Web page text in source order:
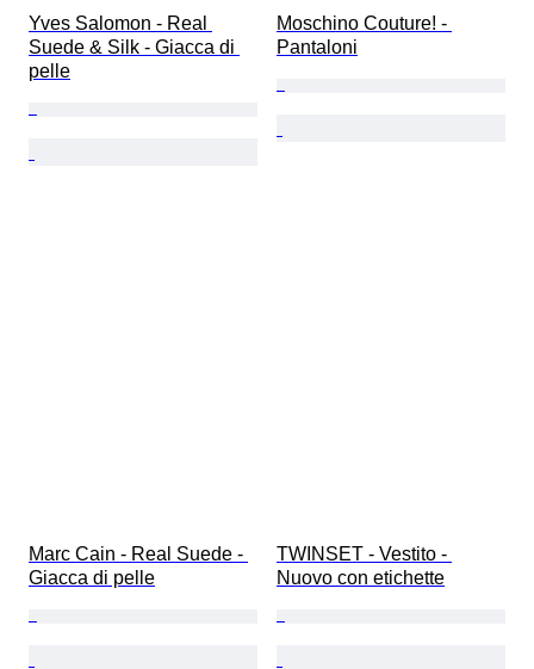
Yves Salomon - Real
Suede & Silk - Giacca di
pelle
Moschino Couture! -
Pantaloni
Marc Cain - Real Suede -
Giacca di pelle
TWINSET - Vestito -
Nuovo con etichette